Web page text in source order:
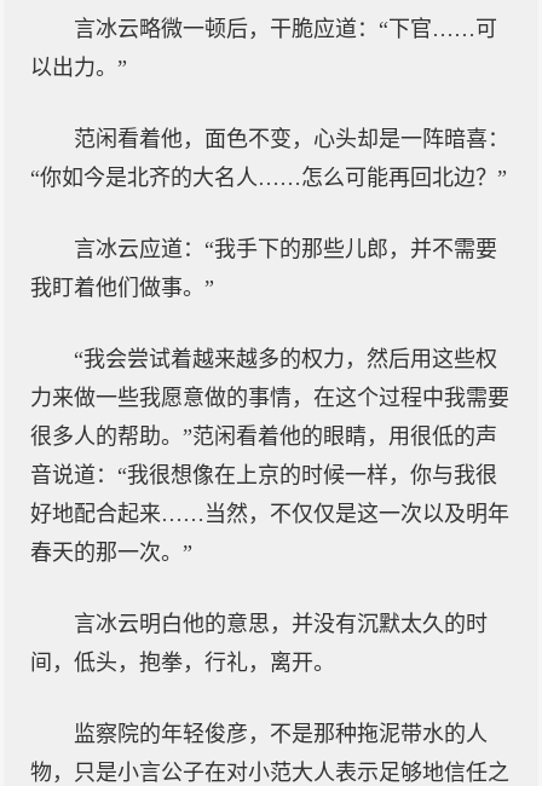
言冰云略微一顿后，干脆应道：“下官……可
以出力。”
范闲看着他，面色不变，心头却是一阵暗喜：
“你如今是北齐的大名人……怎么可能再回北边？”
言冰云应道：“我手下的那些儿郎，并不需要
我盯着他们做事。”
“我会尝试着越来越多的权力，然后用这些权
力来做一些我愿意做的事情，在这个过程中我需要
很多人的帮助。”范闲看着他的眼睛，用很低的声
音说道：“我很想像在上京的时候一样，你与我很
好地配合起来……当然，不仅仅是这一次以及明年
春天的那一次。”
言冰云明白他的意思，并没有沉默太久的时
间，低头，抱拳，行礼，离开。
监察院的年轻俊彦，不是那种拖泥带水的人
物，只是小言公子在对小范大人表示足够地信任之